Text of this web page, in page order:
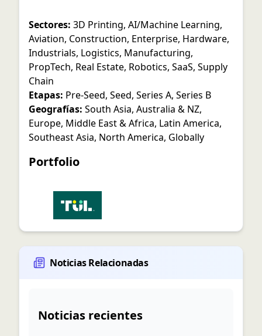
Sectores: 3D Printing, AI/Machine Learning,
Aviation, Construction, Enterprise, Hardware,
Industrials, Logistics, Manufacturing,
PropTech, Real Estate, Robotics, SaaS, Supply
Chain
Etapas: Pre-Seed, Seed, Series A, Series B
Geografías: South Asia, Australia & NZ,
Europe, Middle East & Africa, Latin America,
Southeast Asia, North America, Globally
Portfolio
Noticias Relacionadas
Noticias recientes